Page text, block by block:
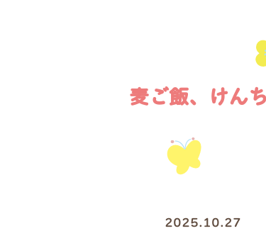
麦ご飯、けん
2025.10.27